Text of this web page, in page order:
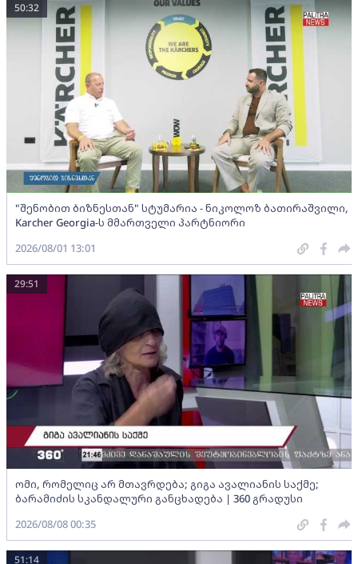
"შენობით ბიზნესთან" სტუმარია - ნიკოლოზ ბათირაშვილი,
Karcher Georgia-ს მმართველი პარტნიორი
50:32
2026/08/01 13:01
ომი, რომელიც არ მთავრდება; გიგა ავალიანის საქმე;
ბარამიძის სკანდალური განცხადება | 360 გრადუსი
29:51
2026/08/08 00:35
51:14